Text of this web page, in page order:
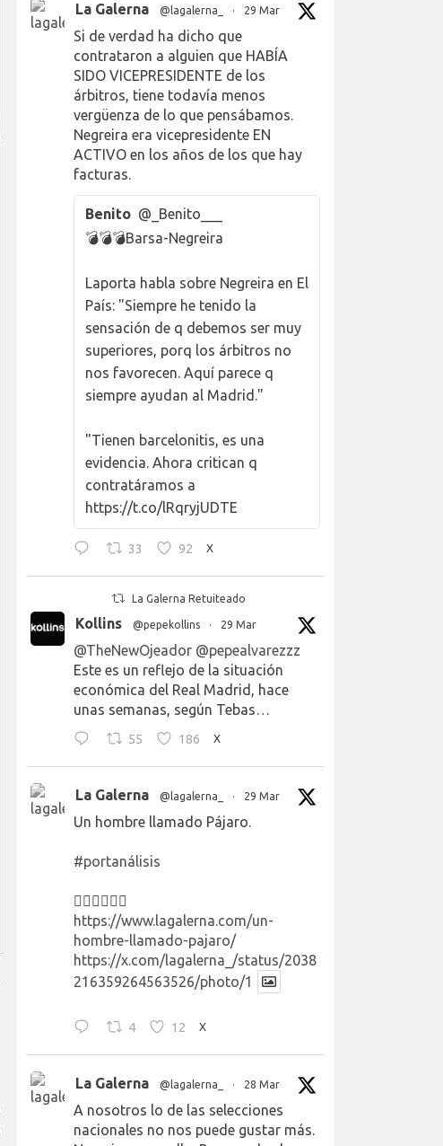
La Galerna @lagalerna_ · 29 Mar
Si de verdad ha dicho que
contrataron a alguien que HABÍA
SIDO VICEPRESIDENTE de los
árbitros, tiene todavía menos
vergüenza de lo que pensábamos.
Negreira era vicepresidente EN
ACTIVO en los años de los que hay
facturas.
Benito @_Benito___
💣💣💣Barsa-Negreira
Laporta habla sobre Negreira en El
País: "Siempre he tenido la
sensación de q debemos ser muy
superiores, porq los árbitros no
nos favorecen. Aquí parece q
siempre ayudan al Madrid."
"Tienen barcelonitis, es una
evidencia. Ahora critican q
contratáramos a
https://t.co/lRqryjUDTE
33 92 X
La Galerna Retuiteado
Kollins @pepekollins · 29 Mar
@TheNewOjeador @pepealvarezzz
Este es un reflejo de la situación
económica del Real Madrid, hace
unas semanas, según Tebas…
55 186 X
La Galerna @lagalerna_ · 29 Mar
Un hombre llamado Pájaro.
#portanálisis
👉🏻👉🏻👉🏻
https://www.lagalerna.com/un-
hombre-llamado-pajaro/
https://x.com/lagalerna_/status/2038
216359264563526/photo/1
4 12 X
La Galerna @lagalerna_ · 28 Mar
A nosotros lo de las selecciones
nacionales no nos puede gustar más.